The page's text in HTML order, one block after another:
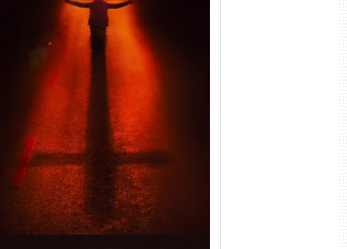
Passageiro do Mal Torrent
(2026) WEB-DL 1080p Dual
Áudio